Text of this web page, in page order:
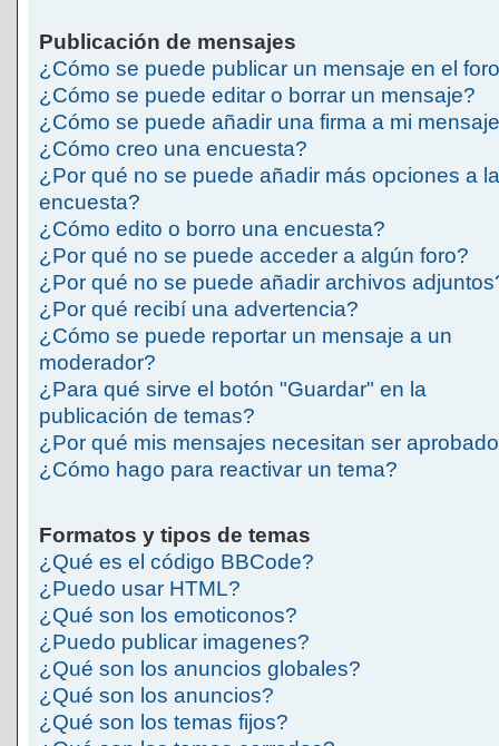
Publicación de mensajes
¿Cómo se puede publicar un mensaje en el
¿Cómo se puede editar o borrar un mensaje?
¿Cómo se puede añadir una firma a mi
¿Cómo creo una encuesta?
¿Por qué no se puede añadir más opciones a la
encuesta?
¿Cómo edito o borro una encuesta?
¿Por qué no se puede acceder a algún foro?
¿Por qué no se puede añadir archivos
¿Por qué recibí una advertencia?
¿Cómo se puede reportar un mensaje a un
moderador?
¿Para qué sirve el botón "Guardar" en la
publicación de temas?
¿Por qué mis mensajes necesitan ser
¿Cómo hago para reactivar un tema?
Formatos y tipos de temas
¿Qué es el código BBCode?
¿Puedo usar HTML?
¿Qué son los emoticonos?
¿Puedo publicar imagenes?
¿Qué son los anuncios globales?
¿Qué son los anuncios?
¿Qué son los temas fijos?